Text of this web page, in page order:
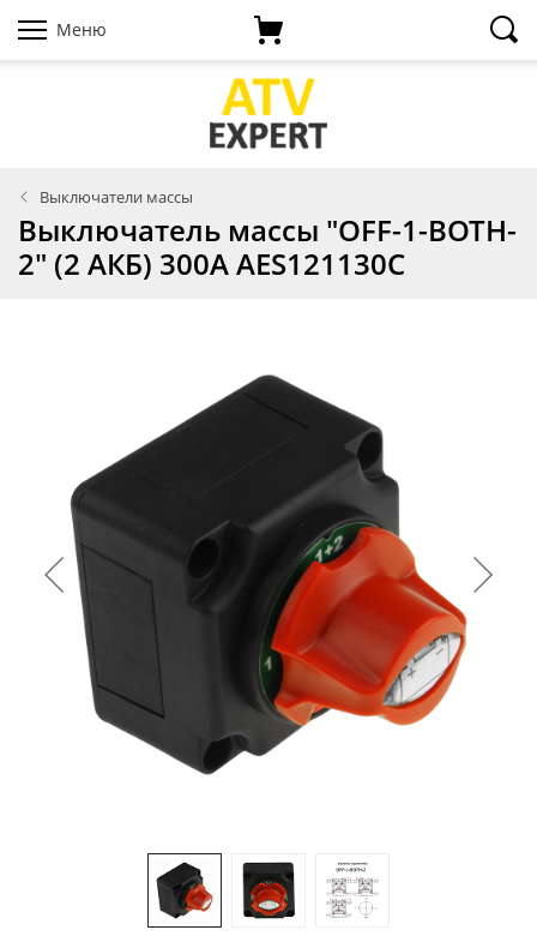
Меню
Выключатели массы
Выключатель массы "OFF-1-BOTH-
2" (2 АКБ) 300А AES121130C